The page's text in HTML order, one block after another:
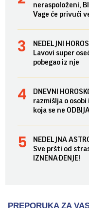
neraspoloženi,
Vage će privući
NEDELJNI
Lavovi super
pobegao iz nje
DNEVNI
razmišlja o osobi
koja se ne
NEDELJNA
Sve pršti od
IZNENAĐENJE!